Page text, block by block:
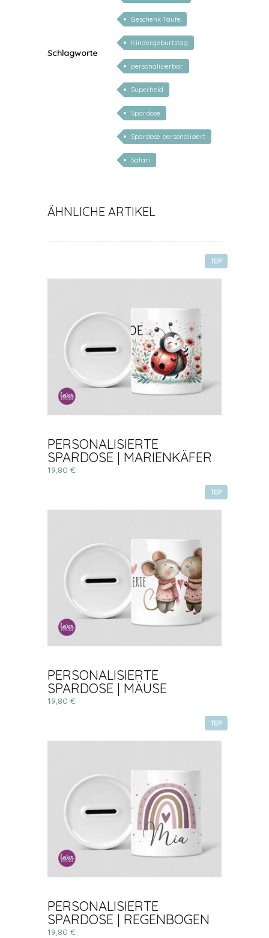
Schlagworte
Geschenk Taufe
Kindergeburtstag
personalisierbar
Superheld
Spardose
Spardose personalisiert
Safari
ÄHNLICHE ARTIKEL
TOP
PERSONALISIERTE
SPARDOSE | MARIENKÄFER
19,80 €
TOP
PERSONALISIERTE
SPARDOSE | MÄUSE
19,80 €
TOP
PERSONALISIERTE
SPARDOSE | REGENBOGEN
19,80 €